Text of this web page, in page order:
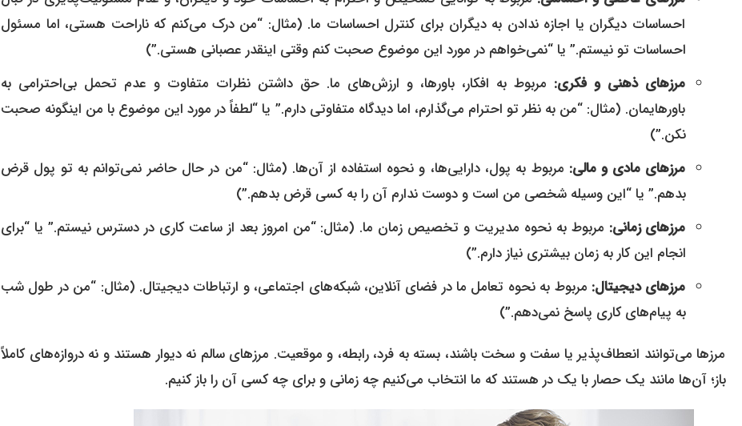
احساسات تو نیستم.” یا “نمی‌خواهم در مورد این موضوع صحبت کنم وقتی اینقدر عصبانی هستی.”)
مرزهای ذهنی و فکری:
نکن.”)
مرزهای مادی و مالی:
بدهم.” یا “این وسیله شخصی من است و دوست ندارم آن را به کسی قرض بدهم.”)
مرزهای زمانی:
انجام این کار به زمان بیشتری نیاز دارم.”)
مرزهای دیجیتال:
به پیام‌های کاری پاسخ نمی‌دهم.”)
مرزها می‌توانند انعطاف‌پذیر یا سفت و سخت باشند، بسته به فرد، رابطه، و موقعیت. مرزهای سالم نه دیوار هستند و نه دروازه‌های کاملاً
باز؛ آن‌ها مانند یک حصار با یک در هستند که ما انتخاب می‌کنیم چه زمانی و برای چه کسی آن را باز کنیم.